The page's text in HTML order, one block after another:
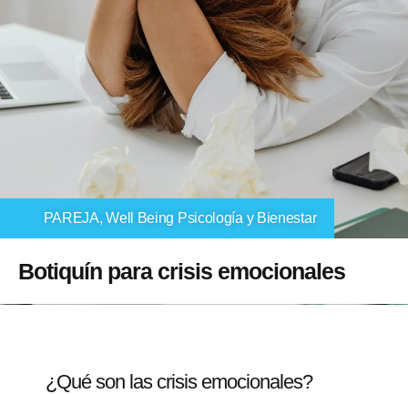
PAREJA,Well Being Psicología y Bienestar
Botiquín para crisis emocionales
¿Qué son las crisis emocionales?